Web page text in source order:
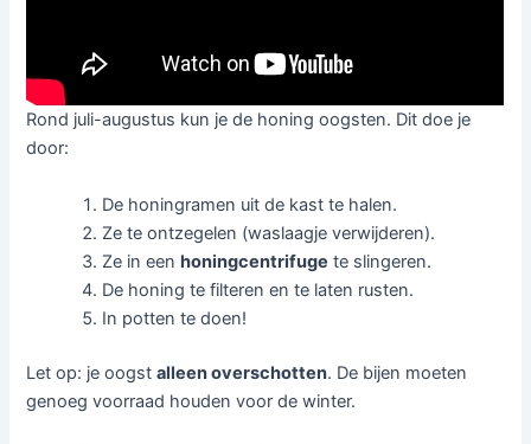
Rond juli-augustus kun je de honing oogsten. Dit doe je
door:
De honingramen uit de kast te halen.
Ze te ontzegelen (waslaagje verwijderen).
Ze in eenhoningcentrifuge te slingeren.
De honing te filteren en te laten rusten.
In potten te doen!
Let op: je oogstalleen overschotten. De bijen moeten
genoeg voorraad houden voor de winter.